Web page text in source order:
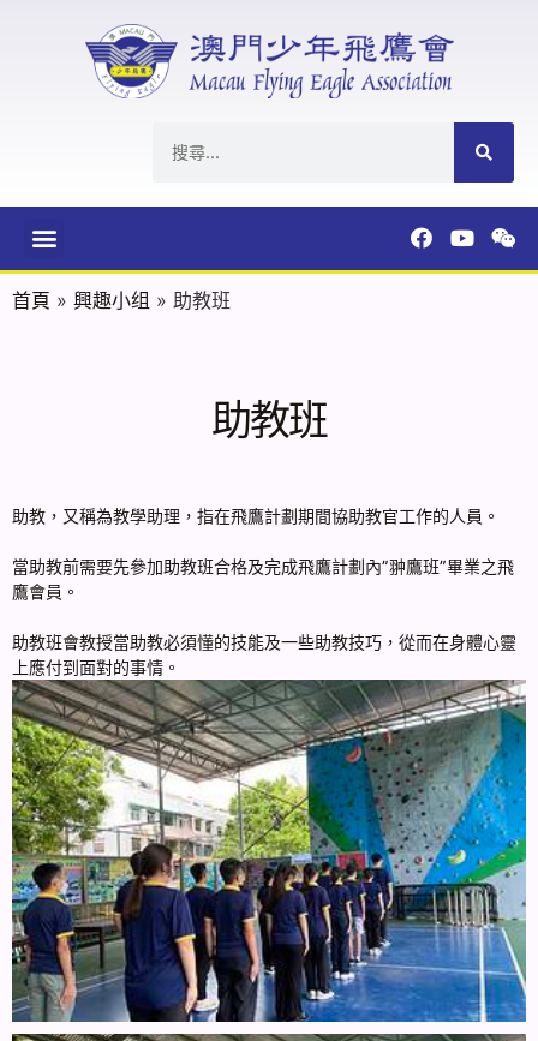
首頁 » 興趣小组 » 助教班
助教班
助教，又稱為教學助理，指在飛鷹計劃期間協助教官工作的人員。
當助教前需要先參加助教班合格及完成飛鷹計劃內”翀鷹班”畢業之飛
鷹會員。
助教班會教授當助教必須懂的技能及一些助教技巧，從而在身體心靈
上應付到面對的事情。